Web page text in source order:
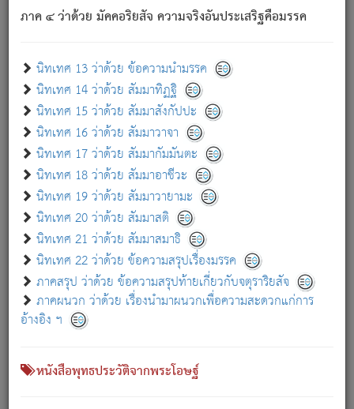
ภาค ๔ ว่าด้วย มัคคอริยสัจ ความจริงอันประเสริฐคือมรรค
นิทเทศ 13 ว่าด้วย ข้อความนำมรรค
นิทเทศ 14 ว่าด้วย สัมมาทิฏฐิ
นิทเทศ 15 ว่าด้วย สัมมาสังกัปปะ
นิทเทศ 16 ว่าด้วย สัมมาวาจา
นิทเทศ 17 ว่าด้วย สัมมากัมมันตะ
นิทเทศ 18 ว่าด้วย สัมมาอาชีวะ
นิทเทศ 19 ว่าด้วย สัมมาวายามะ
นิทเทศ 20 ว่าด้วย สัมมาสติ
นิทเทศ 21 ว่าด้วย สัมมาสมาธิ
นิทเทศ 22 ว่าด้วย ข้อความสรุปเรื่องมรรค
ภาคสรุป ว่าด้วย ข้อความสรุปท้ายเกี่ยวกับจตุราริยสัจ
ภาคผนวก ว่าด้วย เรื่องนำมาผนวกเพื่อความสะดวกแก่การ
อ้างอิง ฯ
หนังสือพุทธประวัติจากพระโอษฐ์
เกี่ยวกับธรรมโฆษณ์ออนไลน์ (Disclaimer)
แม้ระบบ "ธรรมโฆษณ์ออนไลน์" พยายามปรับปรุงข้อมูลให้ถูกต้องมากที่สุด
ผู้ศึกษาก็พึงตรวจสอบกับตัวเล่มหนังสือต้นฉบับ ที่มีการพิมพ์ครั้งล่าสุด
ก่อนนำข้อมูลไปใช้ในการอ้างอิง"
เกี่ยวกับอัตถจารี|เกี่ยวกับการพัฒนา|แจ้งข้อผิดพลาด / แนะนำ
หนังสือที่เกี่ยวข้อง